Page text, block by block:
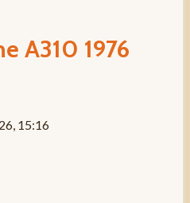
A310 1976
15:16